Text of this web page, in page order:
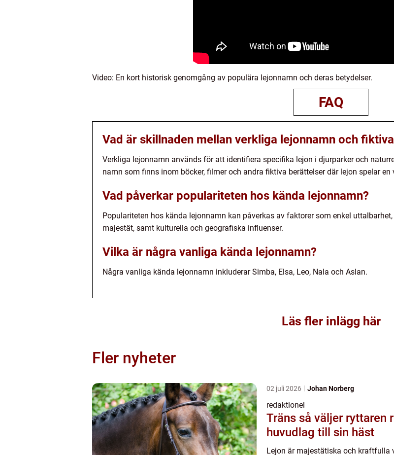
Video: En kort historisk genomgång av populära lejonnamn och deras betydelser.
FAQ
Vad är skillnaden mellan verkliga lejonnamn och
Verkliga lejonnamn används för att identifiera specifika lejon i djurparker och
namn som finns inom böcker, filmer och andra fiktiva berättelser där lejon spelar en
Vad påverkar populariteten hos kända lejonnamn?
Populariteten hos kända lejonnamn kan påverkas av faktorer som enkel
majestät, samt kulturella och geografiska influenser.
Vilka är några vanliga kända lejonnamn?
Några vanliga kända lejonnamn inkluderar Simba, Elsa, Leo, Nala och Aslan.
Läs fler inlägg här
Fler nyheter
02 juli 2026 Johan Norberg
redaktionel
Träns så väljer ryttaren rätt
huvudlag till sin häst
Lejon är majestätiska och kraftfulla